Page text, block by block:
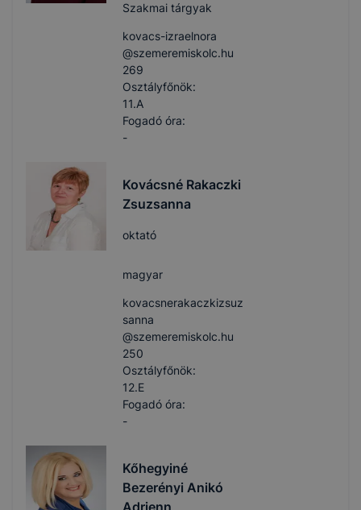
Szakmai tárgyak
kovacs-izraelnora​
@szemeremiskolc.hu
269
Osztályfőnök:
11.A
Fogadó óra:
-
Kovácsné Rakaczki
Zsuzsanna
oktató
magyar
kovacsnerakaczkizsuz
sanna​
@szemeremiskolc.hu
250
Osztályfőnök:
12.E
Fogadó óra:
-
Kőhegyiné
Bezerényi Anikó